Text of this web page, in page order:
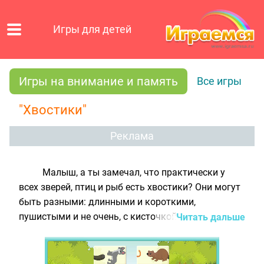
Игры для детей
Игры на внимание и память Все игры
"Хвостики"
Реклама
Малыш, а ты замечал, что практически у
всех зверей, птиц и рыб есть хвостики? Они могут
быть разными: длинными и короткими,
пушистыми и не очень, с кисточкой или без, и,
Например, у лисицы длинный и пушистый рыжий
хвост, а у свинки маленький розовый хвостик в
Читать дальше